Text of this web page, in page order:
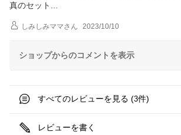
真のセッ ト
しみしみママさん 2023/10/10
ショップからのコメントを表示
すべてのレビューを見る (3件)
レビューを書く